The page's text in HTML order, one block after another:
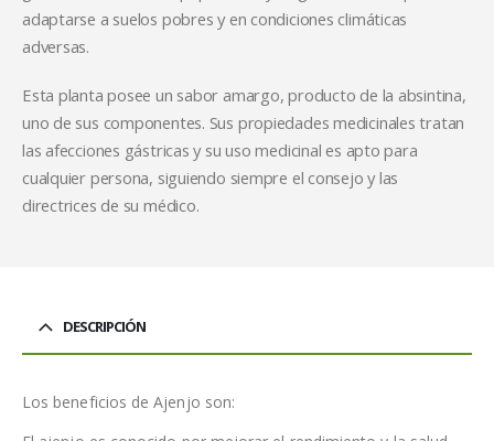
adaptarse a suelos pobres y en condiciones climáticas
adversas.
Esta planta posee un sabor amargo, producto de la absintina,
uno de sus componentes. Sus propiedades medicinales tratan
las afecciones gástricas y su uso medicinal es apto para
cualquier persona, siguiendo siempre el consejo y las
directrices de su médico.
DESCRIPCIÓN
Los beneficios de Ajenjo son: